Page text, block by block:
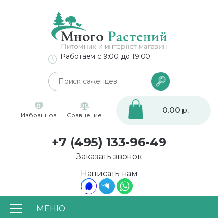
МЕНЮ
Написать нам
Работаем с 9:00 до 19:00
0
Избранное
Сравнение
0.00 р.
+7 (495) 133-96-49
Заказать звонок